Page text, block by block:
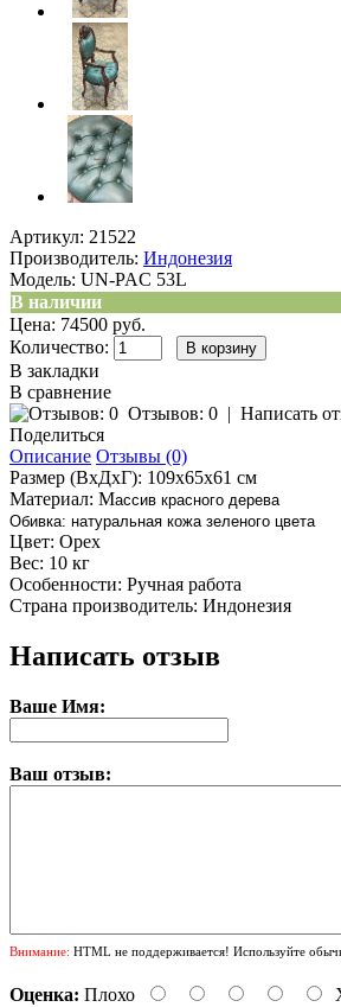
Артикул: 21522
Производитель: Индонезия
Модель: UN-PAC 53L
В наличии
Цена: 74500 руб.
Количество:
В закладки
В сравнение
Отзывов: 0 | Написать
Поделиться
Описание Отзывы (0)
Размер (ВхДхГ): 109х65х61 см
Материал: Массив красного дерева
Обивка: натуральная кожа зеленого цвета
Цвет: Орех
Вес: 10 кг
Особенности: Ручная работа
Страна производитель: Индонезия
Написать отзыв
Ваше Имя:
Ваш отзыв:
Внимание: HTML не поддерживается! Используйте
Оценка: Плохо